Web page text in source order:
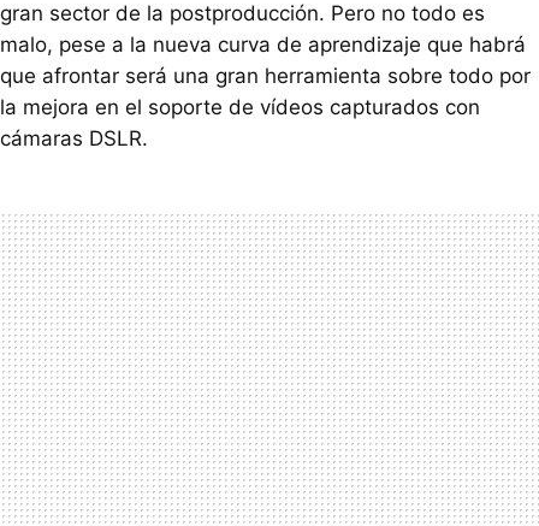
gran sector de la postproducción. Pero no todo es
malo, pese a la nueva curva de aprendizaje que habrá
que afrontar será una gran herramienta sobre todo por
la mejora en el soporte de vídeos capturados con
cámaras DSLR.